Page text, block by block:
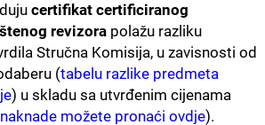
certifikat certificiranog
revizora polažu razliku
Stručna Komisija, u zavisnosti od
(tabelu razlike predmeta
) u skladu sa utvrđenim cijenama
možete pronaći ovdje).